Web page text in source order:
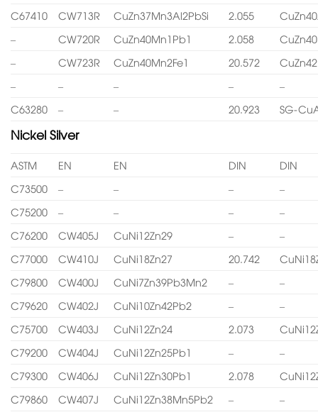
C67410
CW713R CuZn37Mn3Al2PbSi 2.055
–
CW720R CuZn40Mn1Pb1 2.058
–
CW723R CuZn40Mn2Fe1 20.572
–
– – –
–
C63280
– – 20.923 SG-
Nickel Silver
ASTM EN EN DIN
DIN
C73500
– – –
–
C75200
– – –
–
C76200
CW405J CuNi12Zn29 –
–
C77000
CW410J CuNi18Zn27 20.742
C79800
CW400J CuNi7Zn39Pb3Mn2 –
–
C79620
CW402J CuNi10Zn42Pb2 –
–
C75700
CW403J CuNi12Zn24 2.073
C79200
CW404J CuNi12Zn25Pb1 –
–
C79300
CW406J CuNi12Zn30Pb1 2.078
C79860
CW407J CuNi12Zn38Mn5Pb2 –
–